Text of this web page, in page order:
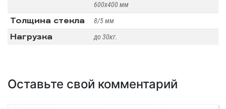
600x400 мм
Толщина стекла 8/5 мм
Нагрузка до 30кг.
Оставьте свой комментарий